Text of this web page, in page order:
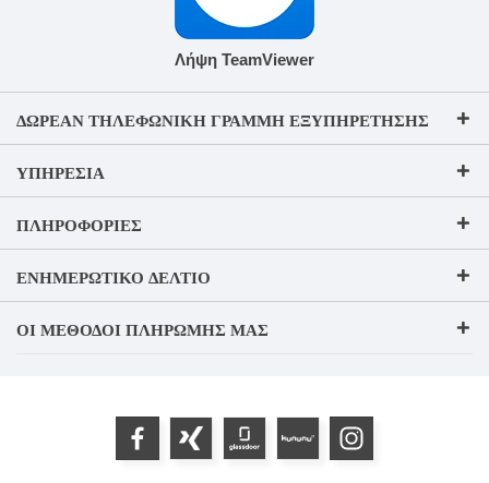
Λήψη TeamViewer
ΔΩΡΕΆΝ ΤΗΛΕΦΩΝΙΚΉ ΓΡΑΜΜΉ ΕΞΥΠΗΡΈΤΗΣΗΣ
ΥΠΗΡΕΣΊΑ
ΠΛΗΡΟΦΟΡΊΕΣ
ΕΝΗΜΕΡΩΤΙΚΌ ΔΕΛΤΊΟ
ΟΙ ΜΈΘΟΔΟΙ ΠΛΗΡΩΜΉΣ ΜΑΣ